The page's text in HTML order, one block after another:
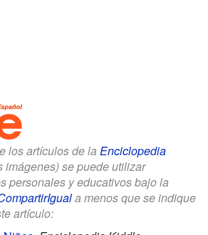
los artículos de la Enciclopedia
imágenes) se puede utilizar
personales y educativos bajo la
a menos que se indique
artículo: